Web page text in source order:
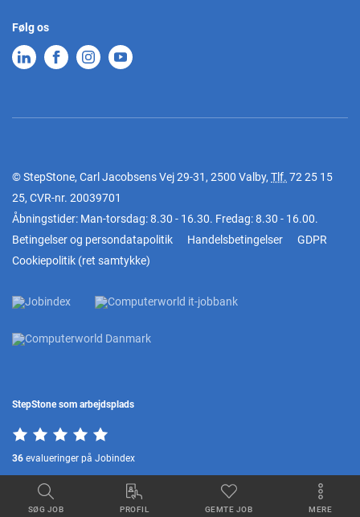
SØG JOB PROFIL GEMTE JOB MERE
Følg os
© StepStone, Carl Jacobsens Vej 29-31, 2500 Valby, Tlf. 72 25 15
25, CVR-nr. 20039701
Åbningstider: Man-torsdag: 8.30 - 16.30. Fredag: 8.30 - 16.00.
Betingelser og persondatapolitik
Handelsbetingelser
GDPR
Cookiepolitik (ret samtykke)
StepStone som arbejdsplads
36 evalueringer på Jobindex